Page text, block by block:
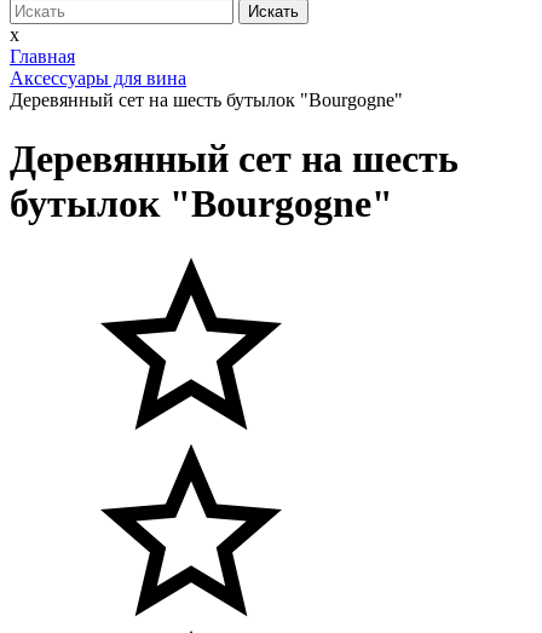
Искать
x
Главная
Аксессуары для вина
Деревянный сет на шесть бутылок "Bourgogne"
Деревянный сет на шесть
бутылок "Bourgogne"